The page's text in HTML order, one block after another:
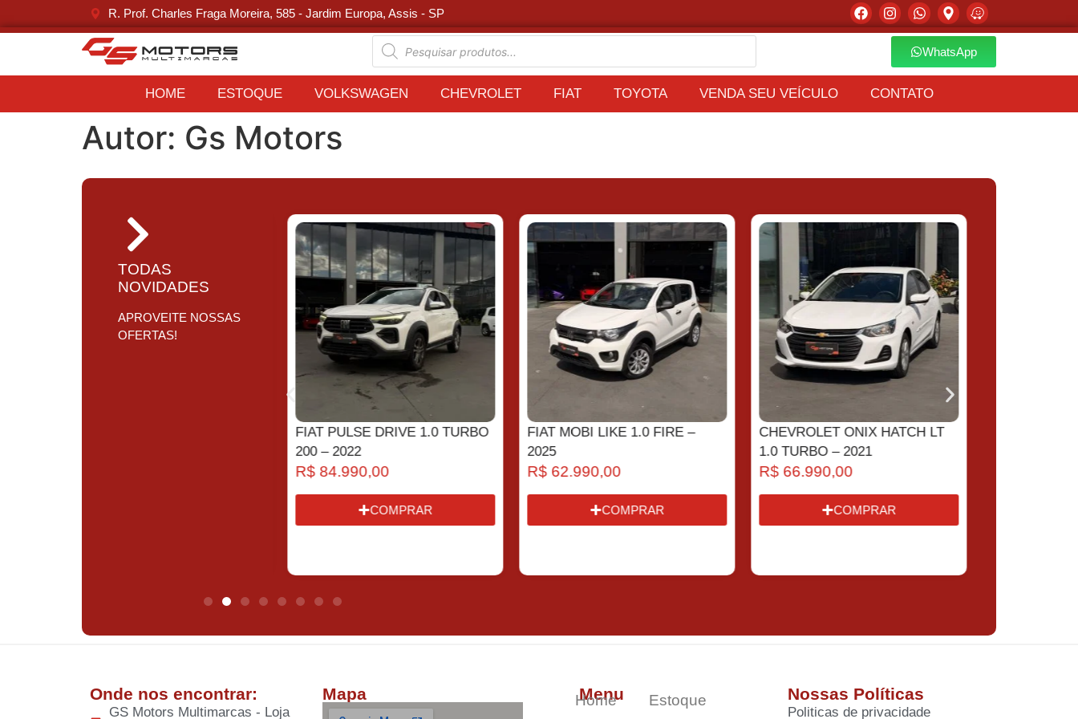
R. Prof. Charles Fraga Moreira, 585 - Jardim Europa, Assis - SP
WhatsApp
HOME ESTOQUE VOLKSWAGEN CHEVROLET FIAT TOYOTA VENDA SEU VEÍCULO CONTATO
Autor: Gs Motors
TODAS
NOVIDADES
APROVEITE NOSSAS
OFERTAS!
FIAT PULSE DRIVE 1.0 TURBO
200 – 2022
R$84.990,00
COMPRAR
FIAT MOBI LIKE 1.0 FIRE –
2025
R$62.990,00
COMPRAR
CHEVROLET ONIX HATCH LT
1.0 TURBO – 2021
R$66.990,00
COMPRAR
Onde nos encontrar:
GS Motors Multimarcas - Loja
Mapa Menu
Home Estoque Nossas Políticas
Politicas de privacidade